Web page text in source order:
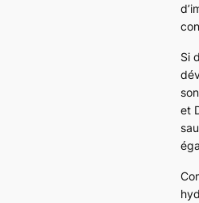
Si
et